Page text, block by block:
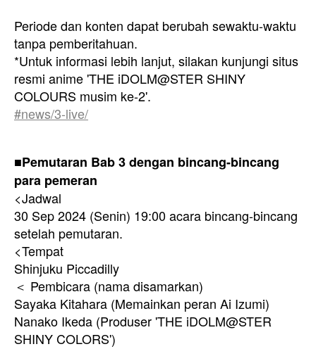
Periode dan konten dapat berubah sewaktu-waktu
tanpa pemberitahuan.
*Untuk informasi lebih lanjut, silakan kunjungi situs
resmi anime 'THE iDOLM@STER SHINY
COLOURS musim ke-2'.
#news/3-live/
■Pemutaran Bab 3 dengan bincang-bincang
para pemeran
<Jadwal
30 Sep 2024 (Senin) 19:00 acara bincang-bincang
setelah pemutaran.
<Tempat
Shinjuku Piccadilly
＜ Pembicara (nama disamarkan)
Sayaka Kitahara (Memainkan peran Ai Izumi)
Nanako Ikeda (Produser 'THE iDOLM@STER
SHINY COLORS')